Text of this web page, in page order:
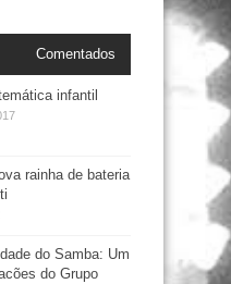
Comentados
infantil
rainha de bateria
do Samba: Um
do Grupo